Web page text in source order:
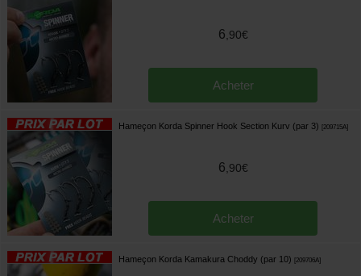
6 90€
Acheter
Hameçon Korda Spinner Hook Section Kurv (par 3) 209715A]
6 90€
Acheter
Hameçon Korda Kamakura Choddy (par 10) 209706A]